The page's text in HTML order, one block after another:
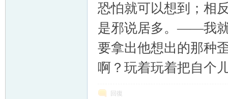
恐怕就可以想到；相
是邪说居多。——我
要拿出他想出的那种
啊？玩着玩着把自个
回復